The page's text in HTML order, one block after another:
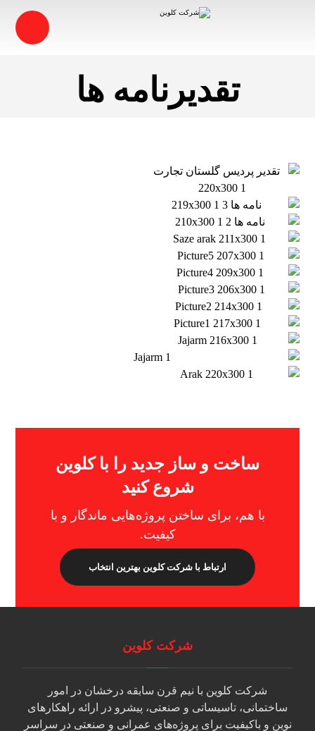
تقدیرنامه ها
ساخت و ساز جدید را با کلوین
شروع کنید
با هم، برای ساختن پروژه‌هایی ماندگار و با
کیفیت.
ارتباط با شرکت کلوین بهترین انتخاب
شرکت کلوین
شرکت کلوین با نیم قرن سابقه درخشان در امور
ساختمانی، تاسیساتی و صنعتی، پیشرو در ارائه راهکارهای
نوین و باکیفیت برای پروژه‌های عمرانی و صنعتی در سراسر